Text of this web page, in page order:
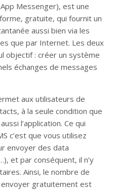
Messenger), est une
gratuite, qui fournit un
aussi bien via les
que par Internet. Les deux
objectif : créer un système
échanges de messages
aux utilisateurs de
à la seule condition que
l’application. Ce qui
c’est que vous utilisez
envoyer des data
et par conséquent, il n’y
Ainsi, le nombre de
gratuitement est